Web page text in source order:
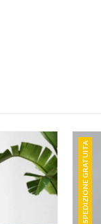
SPEDIZIONE GRATUITA